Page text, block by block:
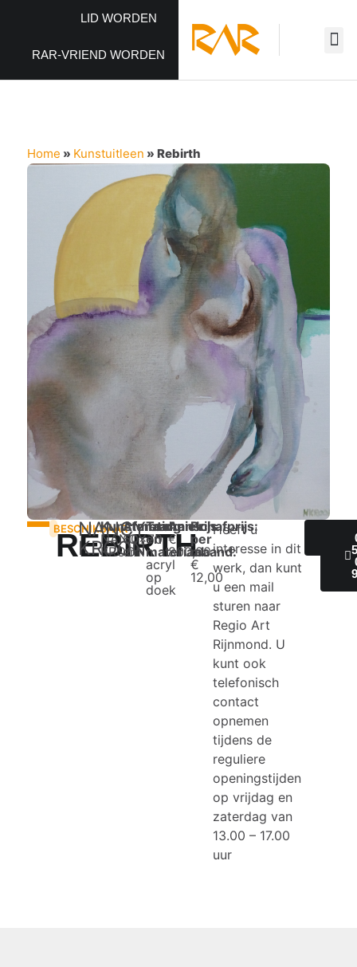
LID WORDEN
RAR-VRIEND WORDEN
Home » Kunstuitleen » Rebirth
BESCHIKBAAR
REBIRTH
NANCY
KROON
Kunstenaar:
NANCY
KROON
Afmeting:
60x70
cm
Techniek
en
materiaal:
acryl
op
doek
Aanschafprijs:
€
800,00
Prijs
per
maand:
€
12,00
Heeft u
interesse in dit
werk, dan kunt
u een mail
sturen naar
Regio Art
Rijnmond. U
kunt ook
telefonisch
contact
opnemen
tijdens de
reguliere
openingstijden
op vrijdag en
zaterdag van
13.00 – 17.00
uur